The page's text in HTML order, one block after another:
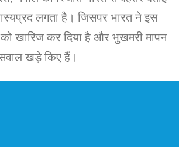
लगता है। जिसपर भारत ने इस
को खारिज कर दिया है और भुखमरी मापन
खड़े किए हैं।